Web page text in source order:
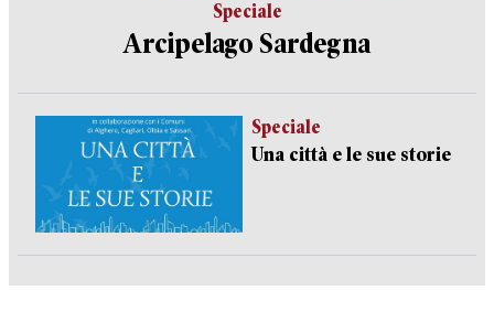
Speciale
Arcipelago Sardegna
Speciale
Una città e le sue storie